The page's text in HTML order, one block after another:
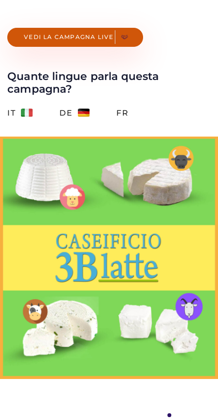
VE DI LA CAMP AGNA LIVE
Quante lingue parla questa
campagna?
IT DE FR